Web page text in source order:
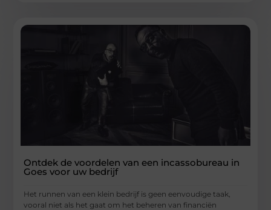
Ontdek de voordelen van een incassobureau in
Goes voor uw bedrijf
Het runnen van een klein bedrijf is geen eenvoudige taak,
vooral niet als het gaat om het beheren van financiën